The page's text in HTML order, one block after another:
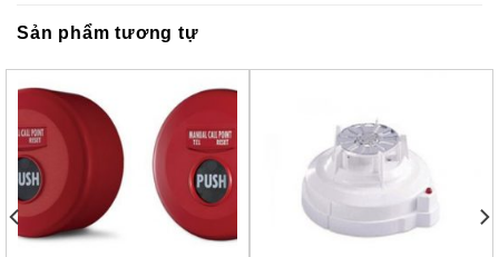
Sản phẩm tương tự